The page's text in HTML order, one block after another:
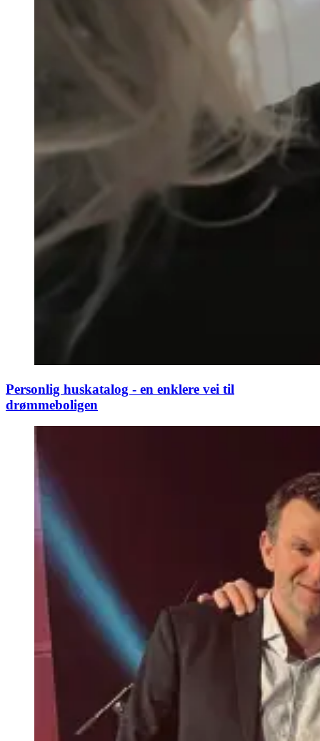
Personlig huskatalog - en enklere vei til
drømmeboligen